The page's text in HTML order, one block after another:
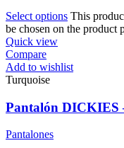
Select options This
be chosen on the product
Quick view
Compare
Add to wishlist
Turquoise
Pantalón DICKIES
Pantalones